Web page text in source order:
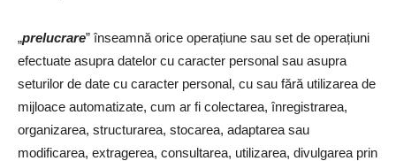
„prelucrare” înseamnă orice operațiune sau set de operațiuni
efectuate asupra datelor cu caracter personal sau asupra
seturilor de date cu caracter personal, cu sau fără utilizarea de
mijloace automatizate, cum ar fi colectarea, înregistrarea,
organizarea, structurarea, stocarea, adaptarea sau
modificarea, extragerea, consultarea, utilizarea, divulgarea prin